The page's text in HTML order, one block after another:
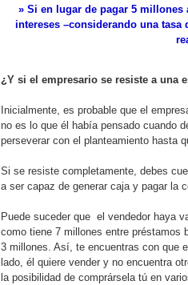
» Si en lugar de pagar 5
intereses –considerando una tasa
¿Y si el empresario se resiste a una
Inicialmente, es probable que el
no es lo que él había pensado cuando
perseverar con el planteamiento hasta
Si se resiste completamente, debes
a ser capaz de generar caja y pagar la
Puede suceder que el vendedor haya
como tiene 7 millones entre
3 millones. Así, te encuentras con que
lado, él quiere vender y no encuentra
la posibilidad de comprársela tú en